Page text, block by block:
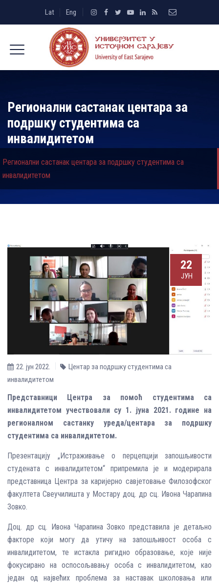
Lat Eng
Регионални састанак центара за
подршку студентима са
инвалидитетом
Регионални састанак центара за подршку студентима са
инвалидитетом
22
ЈУН
22. јун 2022.
Центар за подршку студентима са
инвалидитетом
Представници Центра за помоћ студентима са
инвалидитетом учествовали су 1. јуна 2021. године на
регионалном састанку уреда/центара за подршку
студентима са инвалидитетом.
Презентацију „Истраживање о перцепцији запошљивости
студената с инвалидитетом“ припремила је и модерирала
представница Центра за каријерно савјетовање Филозофског
факултета Свеучилишта у Мостару доц. др сц. Ивона Чарапина
Зовко.
Доц. др сц. Ивона Чарапина Зовко представила је детаљно
факторе који могу да утичу на запошљивост особа с
инвалидитетом, те истакла ригидно образовање, које није
фокусирано на оспосољавању особа с инвалидитетом, као
један од највећих проблема за наставак школовања или